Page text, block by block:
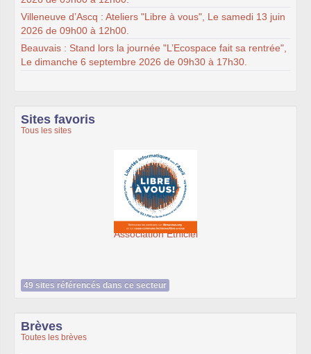
Villeneuve d’Ascq : Ateliers "Libre à vous", Le samedi 13 juin
2026 de 09h00 à 12h00.
Beauvais : Stand lors la journée "L’Ecospace fait sa rentrée",
Le dimanche 6 septembre 2026 de 09h30 à 17h30.
Sites favoris
Tous les sites
49 sites référencés dans ce secteur
Brèves
Toutes les brèves